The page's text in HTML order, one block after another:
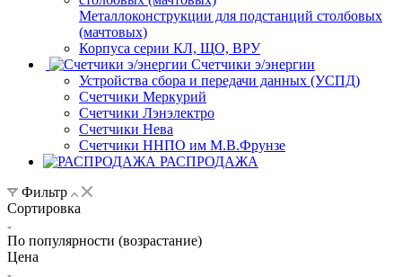
Металлоконструкции для подстанций столбовых
(мачтовых)
Корпуса серии КЛ, ЩО, ВРУ
Счетчики э/энергии
Устройства сбора и передачи данных (УСПД)
Счетчики Меркурий
Счетчики Лэнэлектро
Счетчики Нева
Счетчики ННПО им М.В.Фрунзе
РАСПРОДАЖА
Фильтр
Сортировка
По популярности (возрастание)
Цена